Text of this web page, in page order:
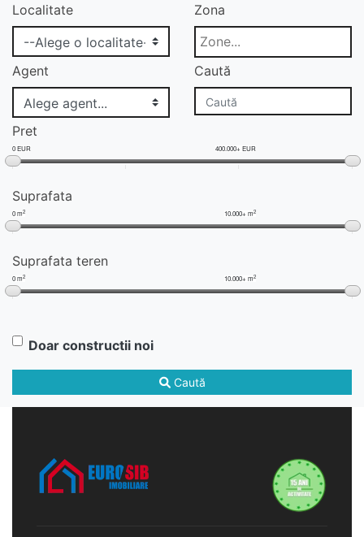
Localitate Zona
Agent Caută
Pret
0 EUR 400.000+ EUR
Suprafata
0 m2 10.000+ m2
Suprafata teren
0 m2 10.000+ m2
Doar constructii noi
Caută